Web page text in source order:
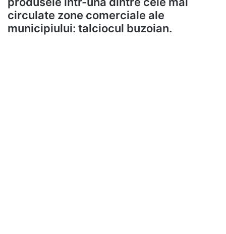
circulate zone comerciale ale
municipiului: talciocul buzoian.